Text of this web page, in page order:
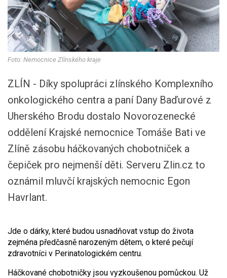
Foto: Nemocnice Zlínského kraje
ZLÍN - Díky spolupráci zlínského Komplexního
onkologického centra a paní Dany Baďurové z
Uherského Brodu dostalo Novorozenecké
oddělení Krajské nemocnice Tomáše Bati ve
Zlíně zásobu háčkovaných chobotniček a
čepiček pro nejmenší děti. Serveru Zlin.cz to
oznámil mluvčí krajských nemocnic Egon
Havrlant.
Jde o dárky, které budou usnadňovat vstup do života
zejména předčasně narozeným dětem, o které pečují
zdravotníci v Perinatologickém centru.
Háčkované chobotničky jsou vyzkoušenou pomůckou. Už